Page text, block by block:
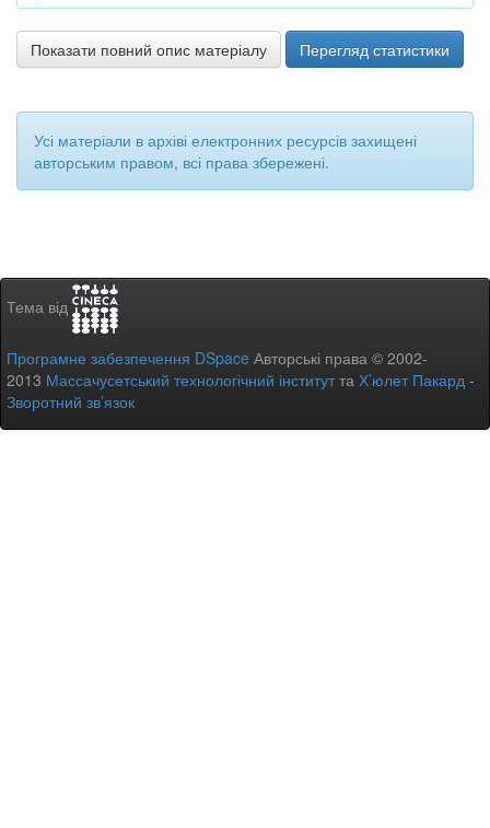
Показати повний опис матеріалу Перегляд статистики
Усі матеріали в архіві електронних ресурсів захищені
авторським правом, всі права збережені.
Тема від
Програмне забезпечення DSpace Авторські права © 2002-
2013 Массачусетський технологічний інститутта Х’юлет Пакард -
Зворотний зв’язок